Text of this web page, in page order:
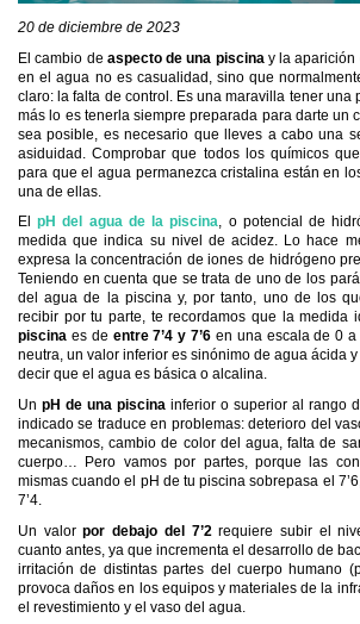
20 de diciembre de 2023
El cambio de aspecto de una piscinay la aparición
en el agua no es casualidad, sino que
claro: la falta de control. Es una maravilla tener una
más lo es tenerla siempre preparada para darte un
sea posible, es necesario que lleves a cabo una
asiduidad. Comprobar que todos los químicos
para que el agua permanezca cristalina están en
una de ellas.
ElpH del agua de la piscina, o potencial de
medida que indica su nivel de acidez. Lo hace
expresa la concentración de iones de hidrógeno
Teniendo en cuenta que se trata de uno de los
del agua de la piscina y, por tanto, uno de los
recibir por tu parte, te recordamos que la medida
piscina es de entre 7’4 y 7’6 en una escala de 0
neutra, un valor inferior es sinónimo de agua ácida
decir que el agua es básica o alcalina.
Un pH de una piscina inferior o superior al rango
indicado se traduce en problemas: deterioro del
mecanismos, cambio de color del agua, falta de
cuerpo… Pero vamos por partes, porque las
mismas cuando el pH de tu piscina sobrepasa el
7’4.
Un valorpor debajo del 7’2 requiere subir el
cuanto antes, ya que incrementa el desarrollo de
irritación de distintas partes del cuerpo humano
provoca daños en los equipos y materiales de la
el revestimiento y el vaso del agua.